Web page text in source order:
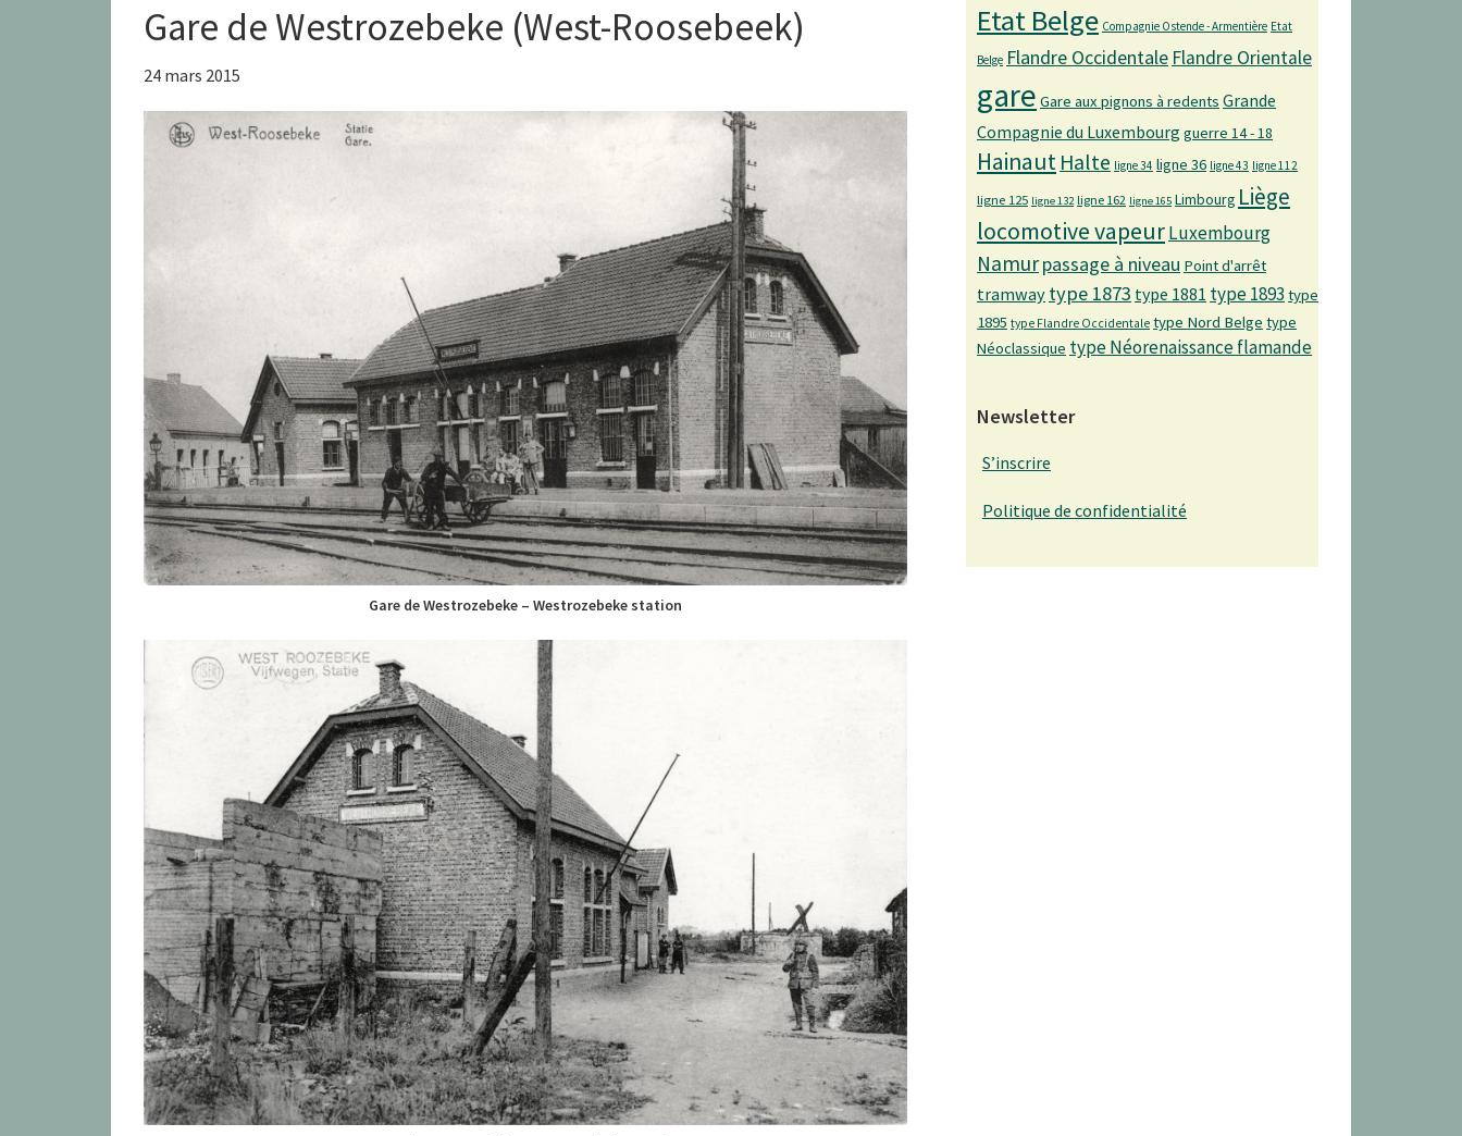
Gare de Westrozebeke (West-Roosebeek)
24 mars 2015
Gare de Westrozebeke – Westrozebeke station
Etat Belge Compagnie Ostende - Armentière Etat
Belge Flandre Occidentale Flandre Orientale
gare Gare aux pignons à redents Grande
Compagnie du Luxembourg guerre 14 - 18
Hainaut Halte ligne 34 ligne 36 ligne 43 ligne 112
ligne 125 ligne 132 ligne 162 ligne 165 Limbourg Liège
locomotive vapeurLuxembourg
Namurpassage à niveau Point d'arrêt
tramway type 1873 type 1881 type 1893 type
1895 type Flandre Occidentale type Nord Belge type
Néoclassique type Néorenaissance flamande
Newsletter
S’inscrire
Politique de confidentialité